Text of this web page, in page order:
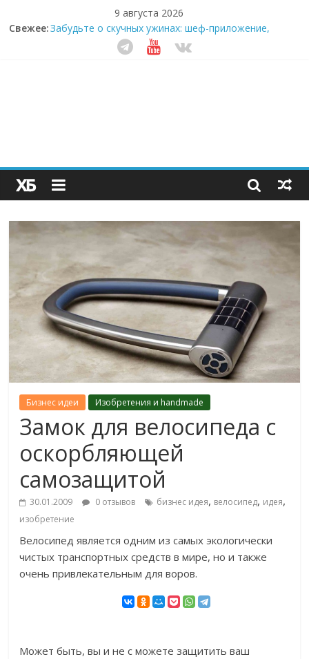
9 августа 2026
Свежее:Забудьте о скучных ужинах: шеф-приложение,
которое видит вашу еду насквозь
Небо зовёт: как бизнес на полётах дронов и
Секрет супергидратации: почему кокосовая вода с
пребиотиками становится главным трендом
здорового питания
Бизнес идеи Изобретения и handmade
Замок для велосипеда с
оскорбляющей
самозащитой
30.01.2009 0 отзывов бизнес идея, велосипед, идея,
изобретение
Велосипед является одним из самых экологически
чистых транспортных средств в мире, но и также
очень привлекательным для воров.
Может быть, вы и не с можете защитить ваш